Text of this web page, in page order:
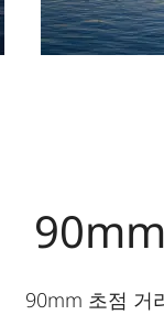
90mm 초점 거